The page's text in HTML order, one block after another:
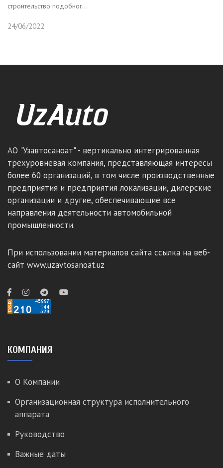
строительство подобног...
24/06/2022
АО "Узавтосаноат" - вертикально интегрированная
трёхуровневая компания, представляющая интересы
более 60 организаций, в том числе производственные
предприятия и предприятия локализации, дилерские
организации и другие, обеспечивающие все
направления деятельности автомобильной
промышленности.
При использовании материалов сайта ссылка на веб-
сайт www.uzavtosanoat.uz
КОМПАНИЯ
О Компании
Организационная структура исполнительного
аппарата
Руководство
Важные даты